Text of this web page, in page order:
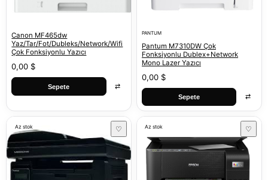
Canon MF465dw
Yaz/Tar/Fot/Dubleks/Network/Wifi
Çok Fonksiyonlu Yazıcı
0,00 $
Sepete ⇄
PANTUM
Pantum M7310DW Çok
Fonksiyonlu Dublex+Network
Mono Lazer Yazıcı
0,00 $
Sepete ⇄
Az stok ♡ Az stok ♡